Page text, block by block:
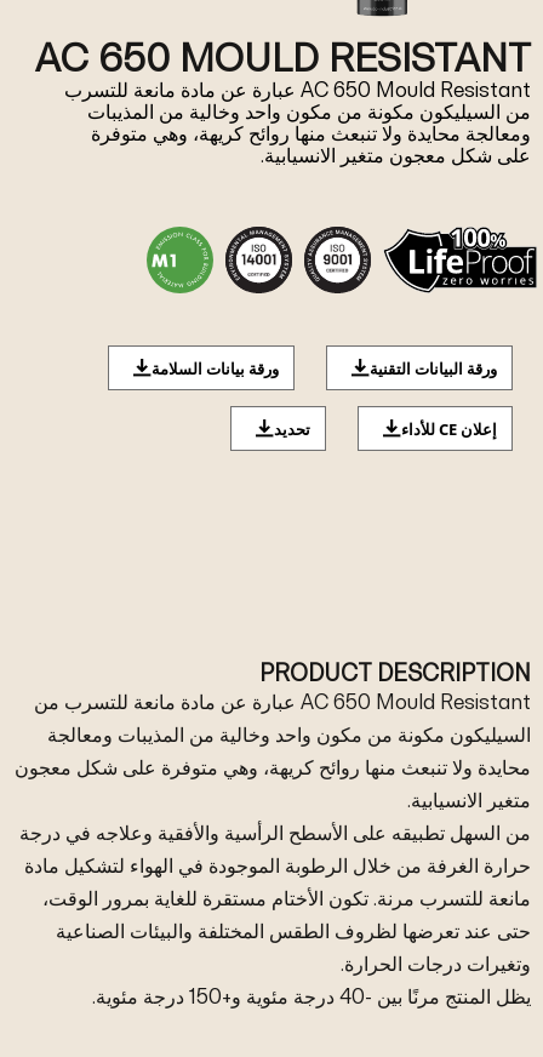
AC 650 MOULD RESISTANT
AC 650 Mould Resistant عبارة عن مادة مانعة للتسرب
من السيليكون مكونة من مكون واحد وخالية من المذيبات
ومعالجة محايدة ولا تنبعث منها روائح كريهة، وهي متوفرة
على شكل معجون متغير الانسيابية.
ورقة البيانات التقنية ورقة بيانات السلامة
إعلان CE للأداء تحديد
PRODUCT DESCRIPTION
AC 650 Mould Resistant عبارة عن مادة مانعة للتسرب من
السيليكون مكونة من مكون واحد وخالية من المذيبات ومعالجة
محايدة ولا تنبعث منها روائح كريهة، وهي متوفرة على شكل معجون
متغير الانسيابية.
من السهل تطبيقه على الأسطح الرأسية والأفقية وعلاجه في درجة
حرارة الغرفة من خلال الرطوبة الموجودة في الهواء لتشكيل مادة
مانعة للتسرب مرنة. تكون الأختام مستقرة للغاية بمرور الوقت،
حتى عند تعرضها لظروف الطقس المختلفة والبيئات الصناعية
وتغيرات درجات الحرارة.
يظل المنتج مرنًا بين -40 درجة مئوية و+150 درجة مئوية.